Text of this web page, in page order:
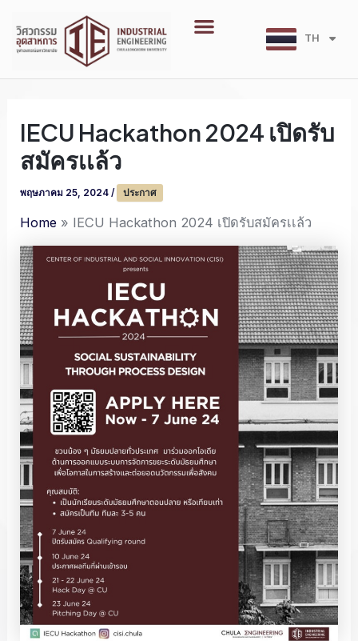
content
Menu
TH
EN
IECU Hackathon 2024 เปิดรับ
สมัครเเล้ว
พฤษภาคม 25, 2024/ ประกาศ
Home IECU Hackathon 2024 เปิดรับสมัครเเล้ว